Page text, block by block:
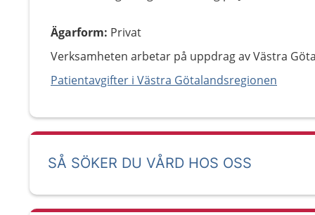
Ägarform: Privat
Verksamheten arbetar på uppdrag av Västra
Patientavgifter i Västra Götalandsregionen
SÅ SÖKER DU VÅRD HOS OSS